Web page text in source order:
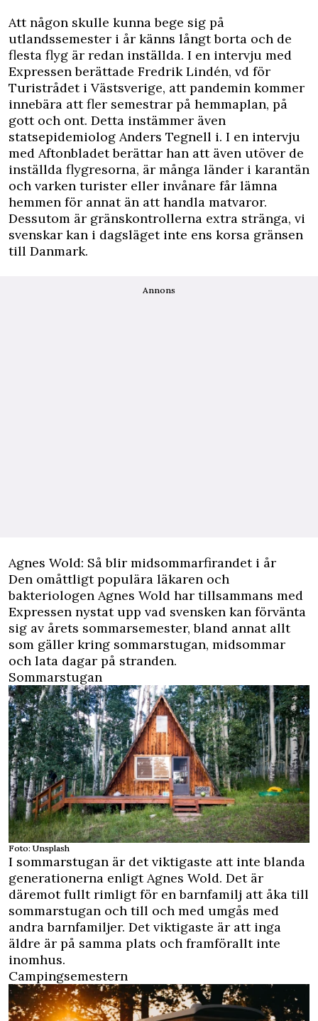
Att någon skulle kunna bege sig på
utlandssemester i år känns långt borta och de
flesta flyg är redan inställda. I en intervju med
Expressenberättade Fredrik Lindén, vd för
Turistrådet i Västsverige, att pandemin kommer
innebära att fler semestrar på hemmaplan, på
gott och ont. Detta instämmer även
statsepidemiolog Anders Tegnell i. I en intervju
med Aftonbladetberättar han att även utöver de
inställda flygresorna, är många länder i karantän
och varken turister eller invånare får lämna
hemmen för annat än att handla matvaror.
Dessutom är gränskontrollerna extra stränga, vi
svenskar kan i dagsläget inte ens korsa gränsen
till Danmark.
Annons
Agnes Wold: Så blir midsommarfirandet i år
Den omåttligt populära läkaren och
bakteriologen Agnes Wold har tillsammans med
Expressen nystat upp vad svensken kan förvänta
sig av årets sommarsemester, bland annat allt
som gäller kring sommarstugan, midsommar
och lata dagar på stranden.
Sommarstugan
Foto: Unsplash
I sommarstugan är det viktigaste att inte blanda
generationerna enligt Agnes Wold. Det är
däremot fullt rimligt för en barnfamilj att åka till
sommarstugan och till och med umgås med
andra barnfamiljer. Det viktigaste är att inga
äldre är på samma plats och framförallt inte
inomhus.
Campingsemestern